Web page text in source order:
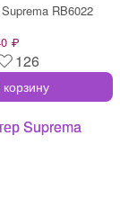
RB6022
₽
126